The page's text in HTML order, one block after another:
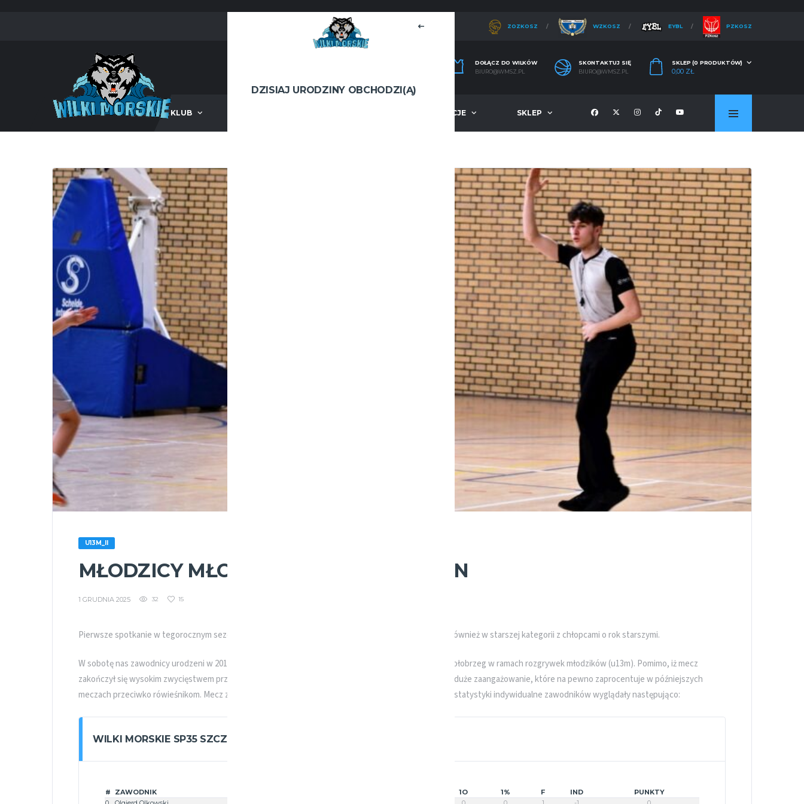
ZOZKOSZ WZKOSZ EYBL PZKOSZ
DOŁĄCZ DO WILKÓW
BIURO@WMSZ.PL
SKONTAKTUJ SIĘ
BIURO@WMSZ.PL
SKLEP (0 PRODUKTÓW)
0,00 ZŁ
KLUB INFORMACJE SKLEP
DZISIAJ URODZINY OBCHODZI(Ą)
U13M_II
MŁODZICY MŁODSI ROZPOCZĘLI SEZON
1 GRUDNIA 2025 32 15
Pierwsze spotkanie w tegorocznym sezonie rozegrali nasi młodzicy młodsi (u12m), którzy rywalizują również w starszej kategorii z chłopcami o rok starszymi.
W sobotę nas zawodnicy urodzeni w 2014 roku w swoim pierwszym spotkaniu podejmowali Kotwicę Kołobrzeg w ramach rozgrywek młodzików (u13m). Pomimo, iż mecz
zakończył się wysokim zwycięstwem przyjezdnych to w grze naszych zawodników widać było bardzo duże zaangażowanie, które na pewno zaprocentuje w późniejszych
meczach przeciwko rówieśnikom. Mecz zakończył się wygraną Kotwicy
a statystyki indywidualne zawodników wyglądały następująco:
WILKI MORSKIE SP35 SZCZECIN
# ZAWODNIK 1O 1% F IND
PUNKTY